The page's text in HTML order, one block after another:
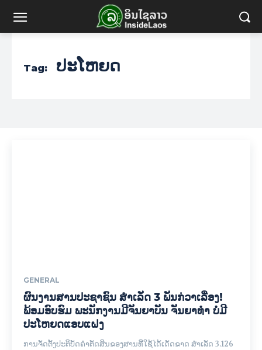
Tag: ປະໂຫຍດ
GENERAL
ຜົນງານສານປະຊາຊົນ ສຳເລັດ 3 ພັນກ່ວາເລື່ອງ!
ພ້ອມອົບຮົມ ພະນັກງານມີຈັນຍາບັນ ຈັນຍາທຳ ບໍ່ມີ
ປະໂຫຍດແອບແຝງ
ການຈັດຕັ້ງປະຕິບັດຄຳຕັດສິນຂອງສານທີ່ໃຊ້ໄດ້ເດັດຂາດ ສຳເລັດ 3.126